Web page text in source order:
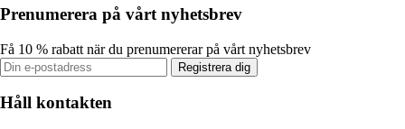
Prenumerera på vårt nyhetsbrev
Få 10 % rabatt när du prenumererar på vårt nyhetsbrev
Registrera dig
Håll kontakten